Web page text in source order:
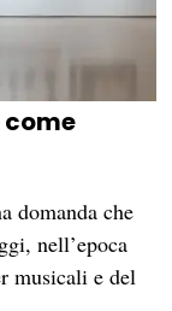
come
domanda che
nell’epoca
musicali e del